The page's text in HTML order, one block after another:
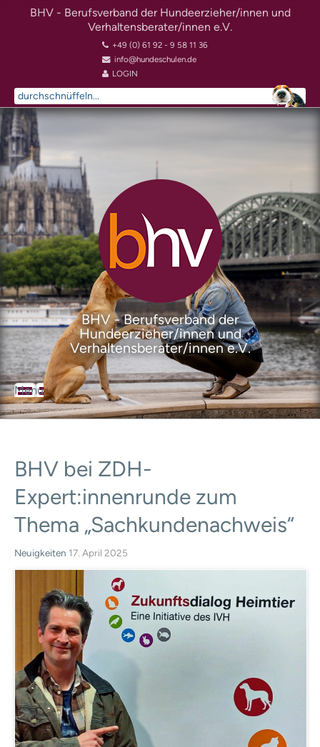
BHV - Berufsverband der Hundeerzieher/innen und
Verhaltensberater/innen e.V.
+49 (0) 61 92 - 9 58 11 36
info@hundeschulen.de
LOGIN
Suchen
...
BHV - Berufsverband der
Hundeerzieher/innen und
Verhaltensberater/innen e.V.
Menu
BHVDer Berufsverband
Satzung
Leitbild
Ansprechpartner
Mitgliedervertreter
BHV-Mitglieder
Mitgliedschaft
Fördermitgliedschaft
BHV-Referenten
BHV-Gütesiegel
Downloads
Partner
BHV bei ZDH-
Expert:innenrunde zum
Thema „Sachkundenachweis“
Neuigkeiten 17. April 2025